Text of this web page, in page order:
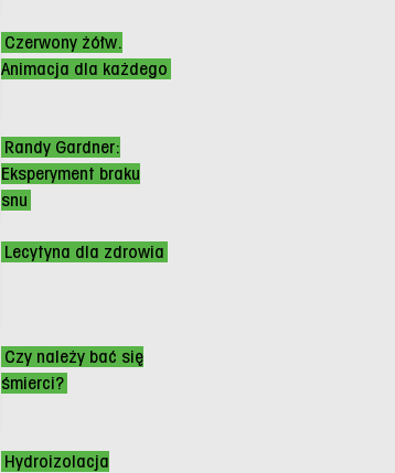
Czerwony żółw.
Animacja dla każdego
Randy Gardner:
Eksperyment braku
snu
Lecytyna dla zdrowia
Czy należy bać się
śmierci?
Hydroizolacja